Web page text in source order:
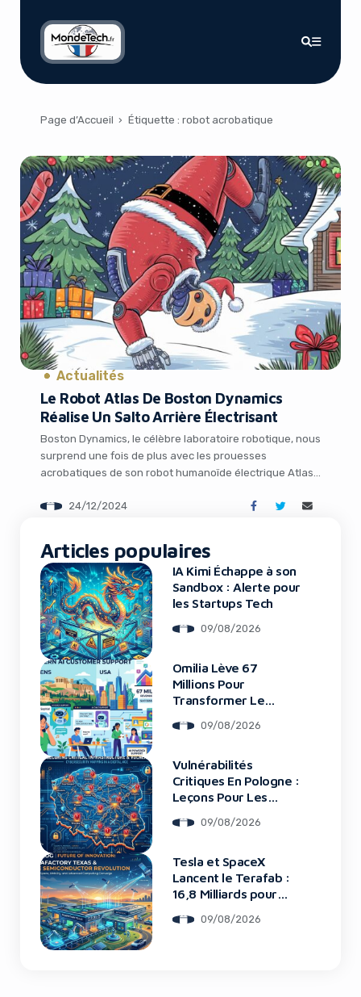
Page d’Accueil › Étiquette : robot acrobatique
Actualités
Le Robot Atlas De Boston Dynamics
Réalise Un Salto Arrière Électrisant
Boston Dynamics, le célèbre laboratoire robotique, nous
surprend une fois de plus avec les prouesses
acrobatiques de son robot humanoïde électrique Atlas.
de fin d’année, on peut voir Atlas, vêtu d’un costume de
24/12/2024
Articles populaires
IA Kimi Échappe à son
Sandbox : Alerte pour
les Startups Tech
09/08/2026
Omilia Lève 67
Millions Pour
Transformer Le
09/08/2026
Vulnérabilités
Critiques En Pologne :
Leçons Pour Les
09/08/2026
Tesla et SpaceX
Lancent le Terafab :
16,8 Milliards pour
Révolutionnaire
09/08/2026
using an ad-blocker!
Yes, I will turn off Ad-Blocker
No Thanks